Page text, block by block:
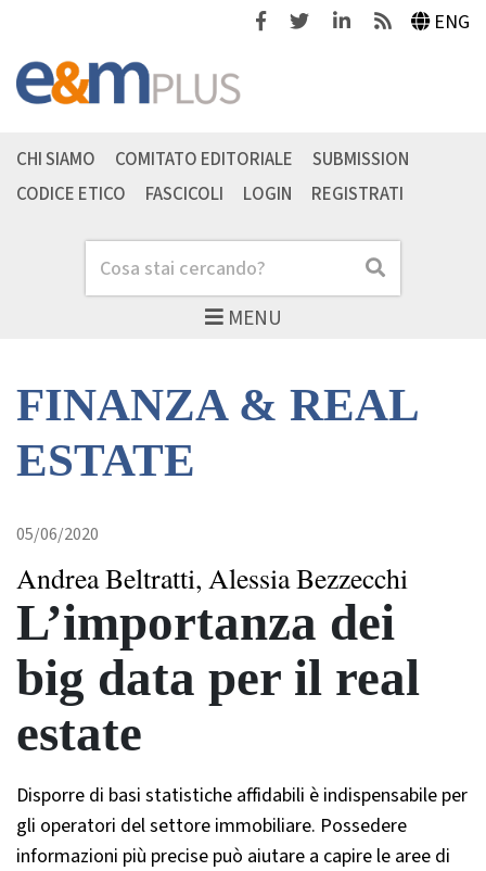
FacebookTwitterLinkedinFeeds ENG
MENU
Cerca Cerca
CHI SIAMO COMITATO EDITORIALE
SUBMISSION
CODICE ETICO
FASCICOLI LOGIN REGISTRATI
FINANZA & REAL
ESTATE
05/06/2020
Andrea Beltratti, Alessia Bezzecchi
L’importanza dei
big data per il real
estate
Disporre di basi statistiche affidabili è indispensabile per
gli operatori del settore immobiliare. Possedere
informazioni più precise può aiutare a capire le aree di